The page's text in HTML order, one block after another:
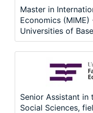
Master in
Economics
Universities of
Senior Assistant
Social Sciences,